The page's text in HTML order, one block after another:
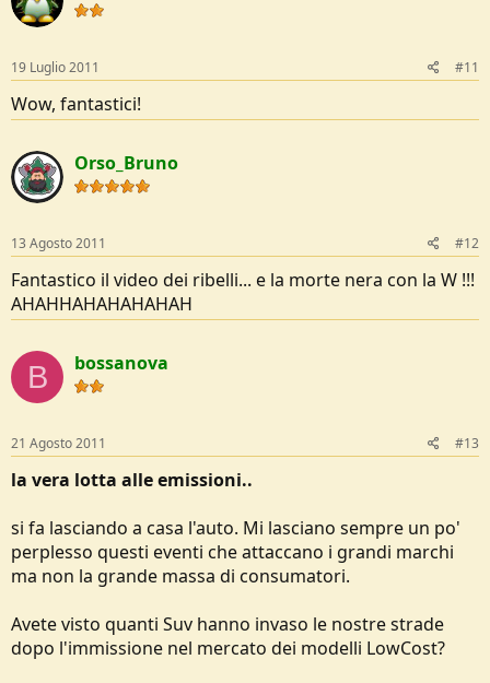
19 Luglio 2011 #11
Wow, fantastici!
Orso_Bruno
13 Agosto 2011 #12
Fantastico il video dei ribelli... e la morte nera con la W !!!
AHAHHAHAHAHAHAH
B bossanova
21 Agosto 2011 #13
la vera lotta alle emissioni..
si fa lasciando a casa l'auto. Mi lasciano sempre un po'
perplesso questi eventi che attaccano i grandi marchi
ma non la grande massa di consumatori.
Avete visto quanti Suv hanno invaso le nostre strade
dopo l'immissione nel mercato dei modelli LowCost?